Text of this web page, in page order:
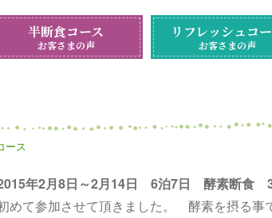
半断食コース
お客さまの声
リフレッシュコ
お客さまの声
ース
年2月8日～2月14日 6泊7日 酵素断食
めて参加させて頂きました。 酵素を摂る事